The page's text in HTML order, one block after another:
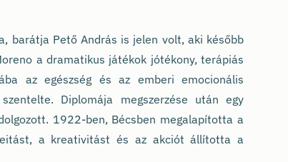
barátja Pető András is jelen volt, aki később
a dramatikus játékok jótékony, terápiás
az egészség és az emberi emocionális
Diplomája megszerzése után egy
1922-ben, Bécsben megalapította a
a kreativitást és az akciót állította a